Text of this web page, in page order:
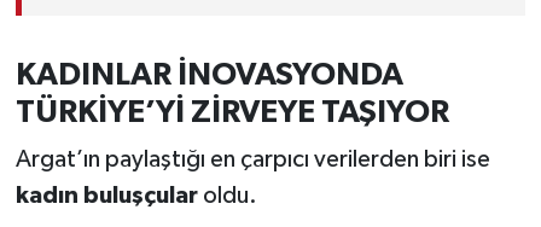
KADINLAR İNOVASYONDA
TÜRKİYE’Yİ ZİRVEYE TAŞIYOR
Argat’ın paylaştığı en çarpıcı verilerden biri ise
kadın buluşçularoldu.